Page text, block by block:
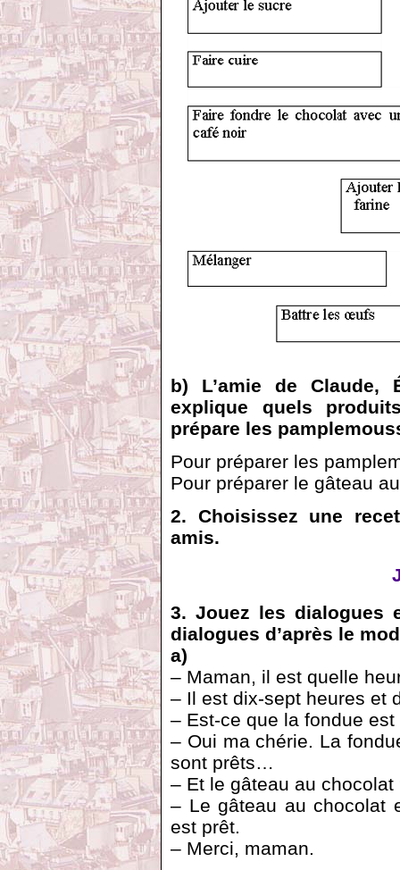
b) L’amie de Claude,
explique quels
prépare les
Pour préparer les
Pour préparer le gâteau
2. Choisissez une
amis.
3. Jouez les dialogues
dialogues d’après le
a)
– Maman, il est quelle
– Il est dix-sept heures et
– Est-ce que la fondue est
– Oui ma chérie. La
sont prêts…
– Et le gâteau au chocolat
– Le gâteau au chocolat
est prêt.
– Merci, maman.